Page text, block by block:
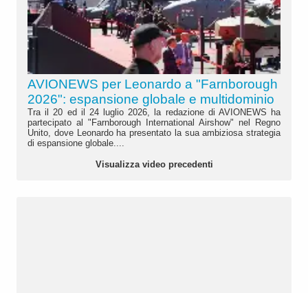
AVIONEWS per Leonardo a "Farnborough
2026": espansione globale e multidominio
Tra il 20 ed il 24 luglio 2026, la redazione di AVIONEWS ha
partecipato al "Farnborough International Airshow" nel Regno
Unito, dove Leonardo ha presentato la sua ambiziosa strategia
di espansione globale....
Visualizza video precedenti